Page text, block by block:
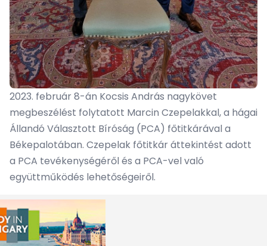
2023. február 8-án Kocsis András nagykövet
megbeszélést folytatott Marcin Czepelakkal, a hágai
Állandó Választott Bíróság (PCA) főtitkárával a
Békepalotában. Czepelak főtitkár áttekintést adott
a PCA tevékenységéről és a PCA-vel való
együttműködés lehetőségeiről.